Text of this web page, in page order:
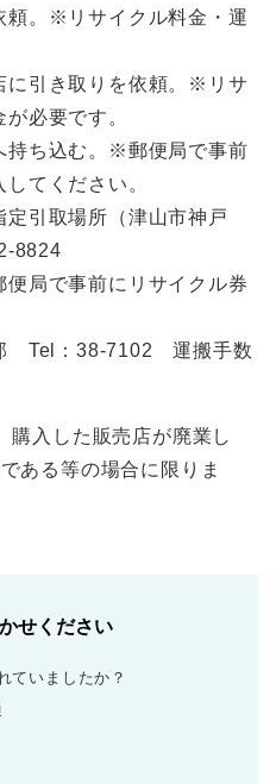
頼。※リサイクル料金・運
に引き取りを依頼。※リサ
必要です。
持ち込む。※郵便局で事前
てください。
定引取場所（津山市神戸
8824
局で事前にリサイクル券
Tel：38-7102 運搬手数
入した販売店が廃業し
ある等の場合に限りま
せください
ていましたか？